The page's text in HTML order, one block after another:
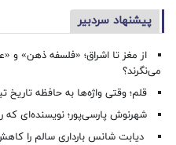
پیشنهاد سردبیر
از مغز تا اشراق؛ «فلسفه ذهن» و
می‌نگرند؟
قلم؛ وقتی واژه‌ها به حافظه تاریخ
شهرنوش پارسی‌پور؛ نویسنده‌ای که
دیابت شانس بارداری سالم را